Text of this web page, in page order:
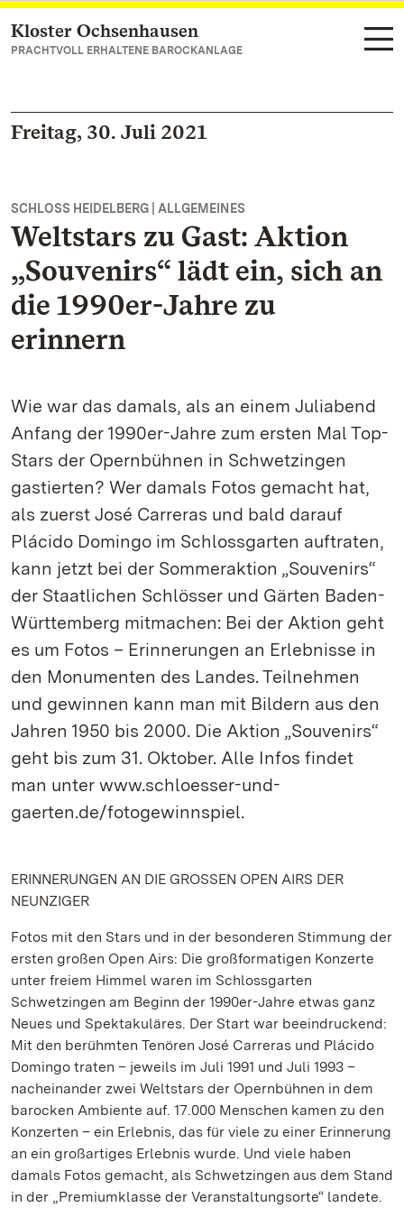
Zum Hauptinhalt springen
Kloster Ochsenhausen
PRACHTVOLL ERHALTENE BAROCKANLAGE
Freitag, 30. Juli 2021
SCHLOSS HEIDELBERG | ALLGEMEINES
Weltstars zu Gast: Aktion
„Souvenirs“ lädt ein, sich an
die 1990er-Jahre zu
erinnern
Wie war das damals, als an einem Juliabend
Anfang der 1990er-Jahre zum ersten Mal Top-
Stars der Opernbühnen in Schwetzingen
gastierten? Wer damals Fotos gemacht hat,
als zuerst José Carreras und bald darauf
Plácido Domingo im Schlossgarten auftraten,
kann jetzt bei der Sommeraktion „Souvenirs“
der Staatlichen Schlösser und Gärten Baden-
Württemberg mitmachen: Bei der Aktion geht
es um Fotos – Erinnerungen an Erlebnisse in
den Monumenten des Landes. Teilnehmen
und gewinnen kann man mit Bildern aus den
Jahren 1950 bis 2000. Die Aktion „Souvenirs“
geht bis zum 31. Oktober. Alle Infos findet
man unter www.schloesser-und-
gaerten.de/fotogewinnspiel.
ERINNERUNGEN AN DIE GROSSEN OPEN AIRS DER
NEUNZIGER
Fotos mit den Stars und in der besonderen Stimmung der
ersten großen Open Airs: Die großformatigen Konzerte
unter freiem Himmel waren im Schlossgarten
Schwetzingen am Beginn der 1990er-Jahre etwas ganz
Neues und Spektakuläres. Der Start war beeindruckend:
Mit den berühmten Tenören José Carreras und Plácido
Domingo traten – jeweils im Juli 1991 und Juli 1993 –
nacheinander zwei Weltstars der Opernbühnen in dem
barocken Ambiente auf. 17.000 Menschen kamen zu den
Konzerten – ein Erlebnis, das für viele zu einer Erinnerung
an ein großartiges Erlebnis wurde. Und viele haben
damals Fotos gemacht, als Schwetzingen aus dem Stand
in der „Premiumklasse der Veranstaltungsorte“ landete.